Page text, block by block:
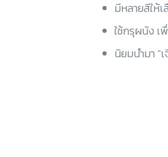
มีหลายสีให้เ
ใช้กรุผนัง เ
นิยมนำมา “